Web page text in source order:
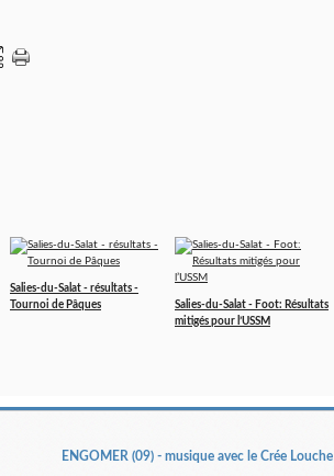
Salies-du-Salat - résultats -
Tournoi de Pâques
Salies-du-Salat - Foot: Résultats
mitigés pour l’USSM
ENGOMER (09) - musique avec le Crée Louche